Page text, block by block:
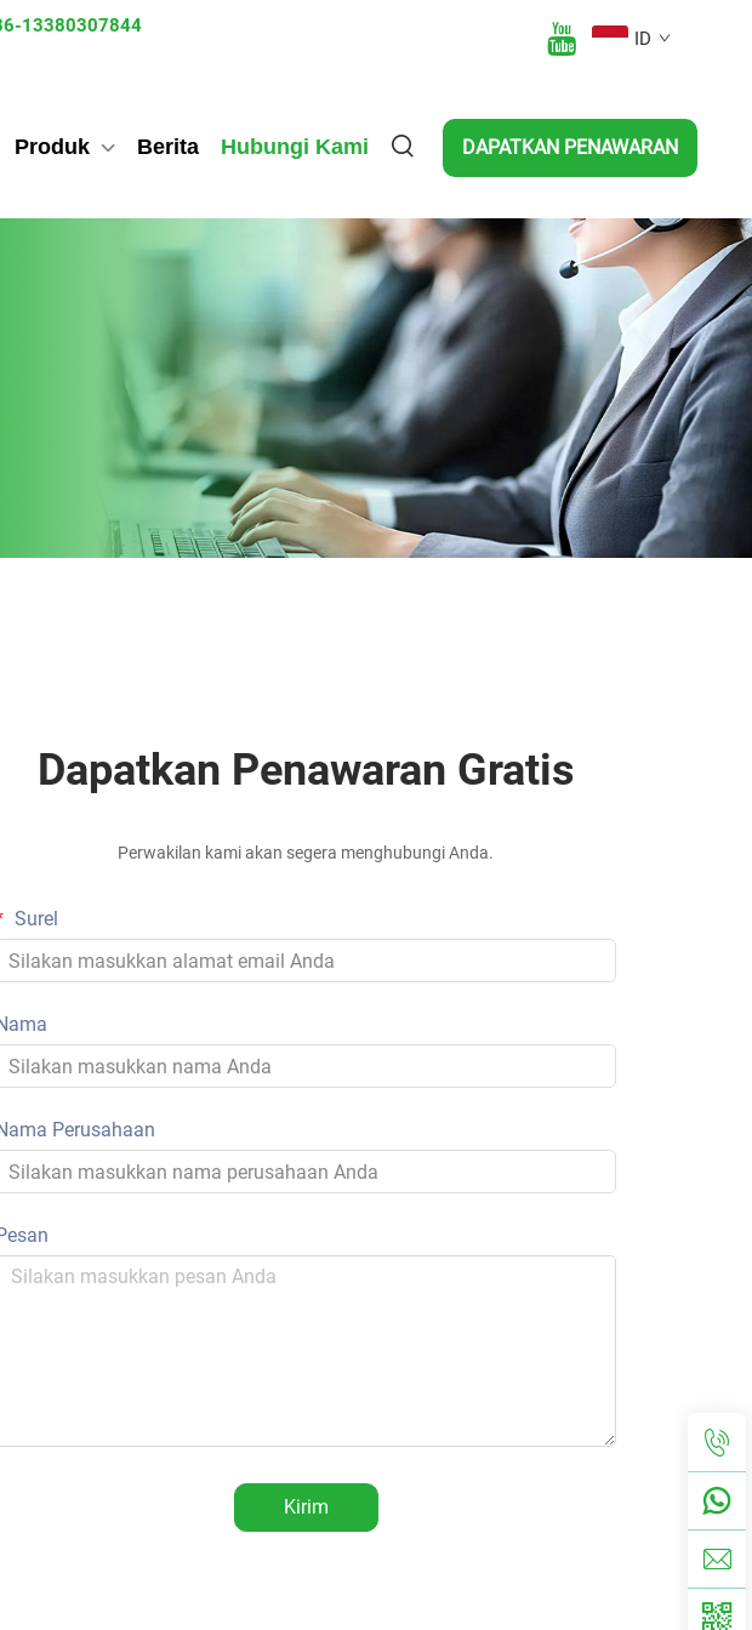
13380307844
ID
Produk Berita Hubungi Kami DAPATKAN PENAWARAN
Dapatkan Penawaran Gratis
Perwakilan kami akan segera menghubungi Anda.
Surel
Perusahaan
Kirim